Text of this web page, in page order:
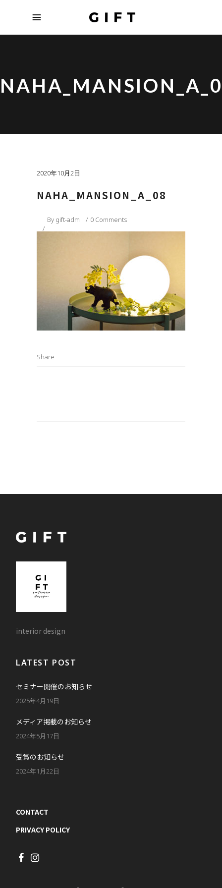
2020年10月2日
NAHA_MANSION_A_08
By gift-adm 0 Comments
Share
interior design
LATEST POST
セミナー開催のお知らせ
2025年4月19日
メディア掲載のお知らせ
2024年5月17日
受賞のお知らせ
2024年1月22日
CONTACT
PRIVACY POLICY